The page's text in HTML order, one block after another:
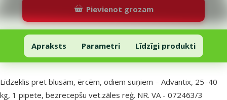
Pievienot grozam
Līdzeklis pret blusām, ērcēm, odiem suņiem – Advantix, 25–40 kg, 1
Pievienot grozam
Apraksts Parametri Līdzīgi produkti
Uz lapas sākumu
superzoo.product.detail.content
Līdzeklis pret blusām, ērcēm, odiem suņiem – Advantix, 25–40
kg, 1 pipete, bezrecepšu vet.zāles reģ. NR. VA - 072463/3